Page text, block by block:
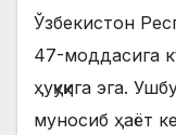
Ўзбекистон
47-моддасига
ҳуқуқига эга.
муносиб ҳаёт